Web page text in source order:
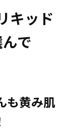
キッド
で
も黄み肌